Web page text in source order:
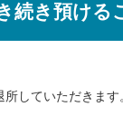
続き預ける
していただきます